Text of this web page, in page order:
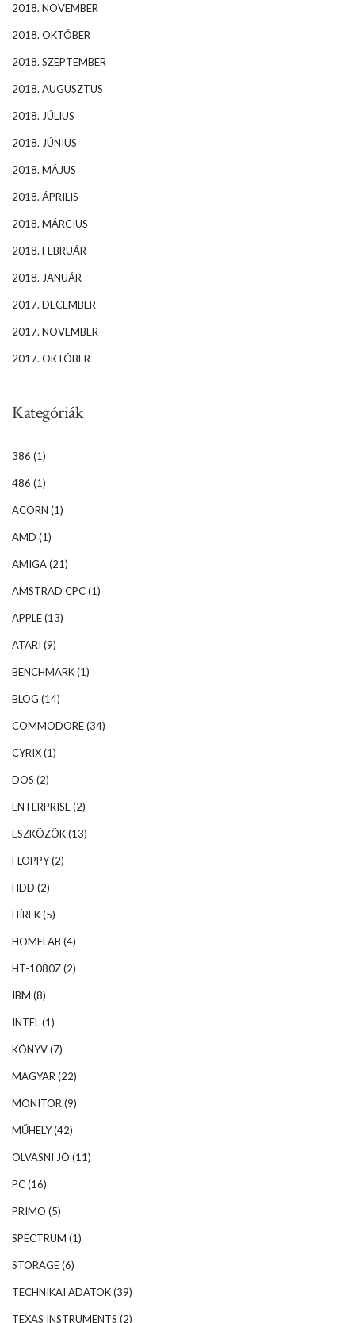
2018. NOVEMBER
2018. OKTÓBER
2018. SZEPTEMBER
2018. AUGUSZTUS
2018. JÚLIUS
2018. JÚNIUS
2018. MÁJUS
2018. ÁPRILIS
2018. MÁRCIUS
2018. FEBRUÁR
2018. JANUÁR
2017. DECEMBER
2017. NOVEMBER
2017. OKTÓBER
Kategóriák
386 (1)
486 (1)
ACORN (1)
AMD (1)
AMIGA(21)
AMSTRAD CPC(1)
APPLE(13)
ATARI (9)
BENCHMARK(1)
BLOG (14)
COMMODORE(34)
CYRIX(1)
DOS (2)
ENTERPRISE(2)
ESZKÖZÖK(13)
FLOPPY(2)
HDD (2)
HÍREK(5)
HOMELAB (4)
HT-1080Z(2)
IBM (8)
INTEL(1)
KÖNYV(7)
MAGYAR (22)
MONITOR (9)
MŰHELY(42)
OLVASNI JÓ (11)
PC(16)
PRIMO (5)
SPECTRUM (1)
STORAGE(6)
TECHNIKAI ADATOK(39)
TEXAS INSTRUMENTS (2)